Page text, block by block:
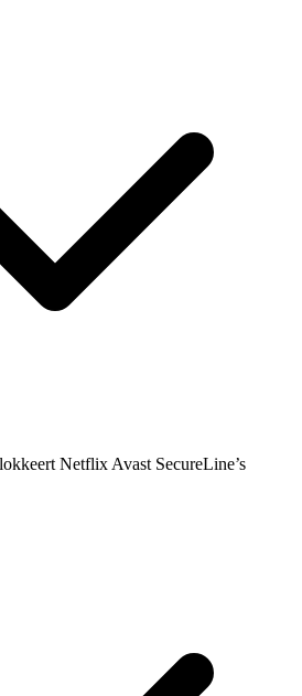
Netflix Avast SecureLine’s